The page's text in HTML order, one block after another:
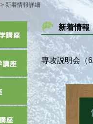
> 新着情報詳細
新着情報
専攻説明会（